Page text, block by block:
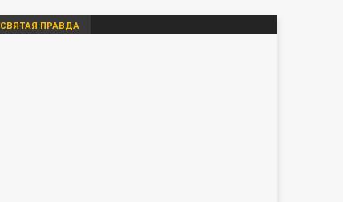
СВЯТАЯ ПРАВДА